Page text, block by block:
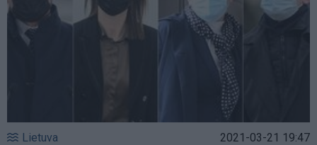
Lietuva 2021-03-21 19:47